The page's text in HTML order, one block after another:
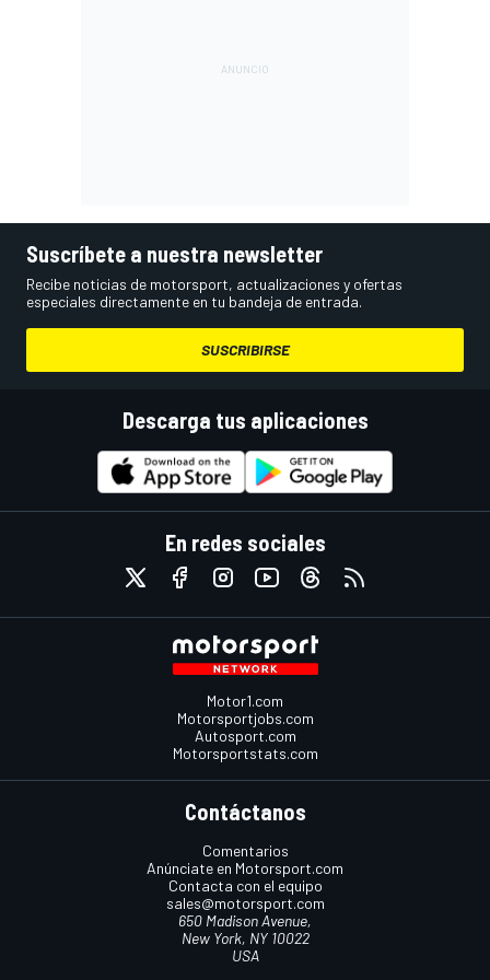
Suscríbete a nuestra newsletter
Recibe noticias de motorsport, actualizaciones y ofertas
especiales directamente en tu bandeja de entrada.
SUSCRIBIRSE
Descarga tus aplicaciones
En redes sociales
Motor1.com
Motorsportjobs.com
Autosport.com
Motorsportstats.com
Contáctanos
Comentarios
Anúnciate en Motorsport.com
Contacta con el equipo
sales@motorsport.com
650 Madison Avenue,
New York, NY 10022
USA